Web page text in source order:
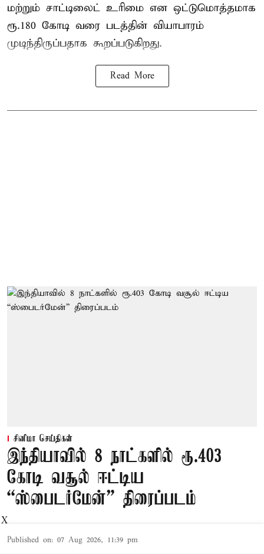
மற்றும் சாட்டிலைட் உரிமை என ஒட்டுமொத்தமாக
ரூ.180 கோடி வரை படத்தின் வியாபாரம்
முடிந்திருப்பதாக கூறப்படுகிறது.
Read More
சினிமா செய்திகள்
இந்தியாவில் 8 நாட்களில் ரூ.403
கோடி வசூல் ஈட்டிய
“ஸ்பைடர்மேன்” திரைப்படம்
Published on: 07 Aug 2026, 11:39 pm
X